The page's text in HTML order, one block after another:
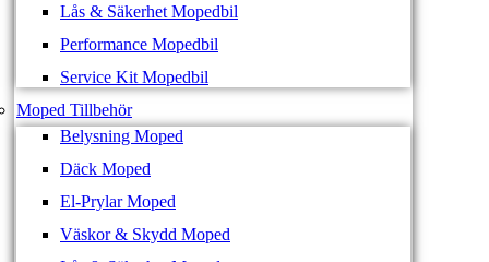
Lås & Säkerhet Mopedbil
Performance Mopedbil
Service Kit Mopedbil
Moped Tillbehör
Belysning Moped
Däck Moped
El-Prylar Moped
Väskor & Skydd Moped